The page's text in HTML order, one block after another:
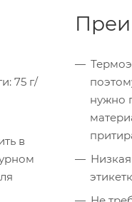
75 г/
в
нужно